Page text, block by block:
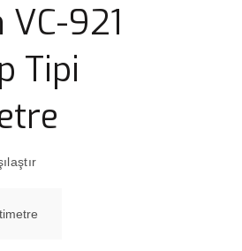
921
Tipi